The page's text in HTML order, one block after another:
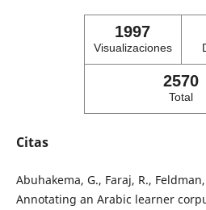
1997
Visualizaciones
2570
Total
Citas
Abuhakema, G., Faraj, R.,
Annotating an Arabic learner